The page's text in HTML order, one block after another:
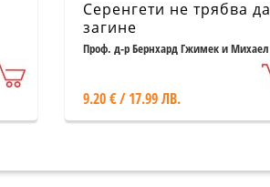
Серенгети не трябва да
загине
Проф. д-р Бернхард Гжимек и Михаел
9.20 € / 17.99 ЛВ.